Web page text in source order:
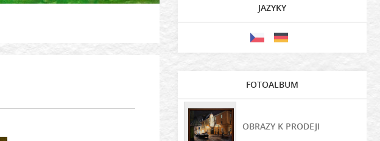
JAZYKY
FOTOALBUM
OBRAZY K PRODEJI